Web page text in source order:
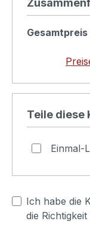
wünschen
Strichlack
Gesamtpreis
Teile diese
Einmal-
Ich habe die
die